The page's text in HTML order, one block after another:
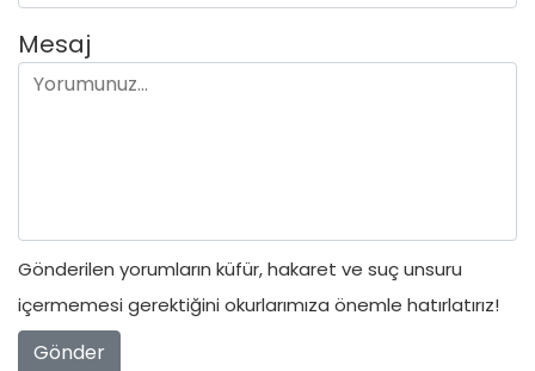
Mesaj
Gönderilen yorumların küfür, hakaret ve suç unsuru
içermemesi gerektiğini okurlarımıza önemle hatırlatırız!
Gönder